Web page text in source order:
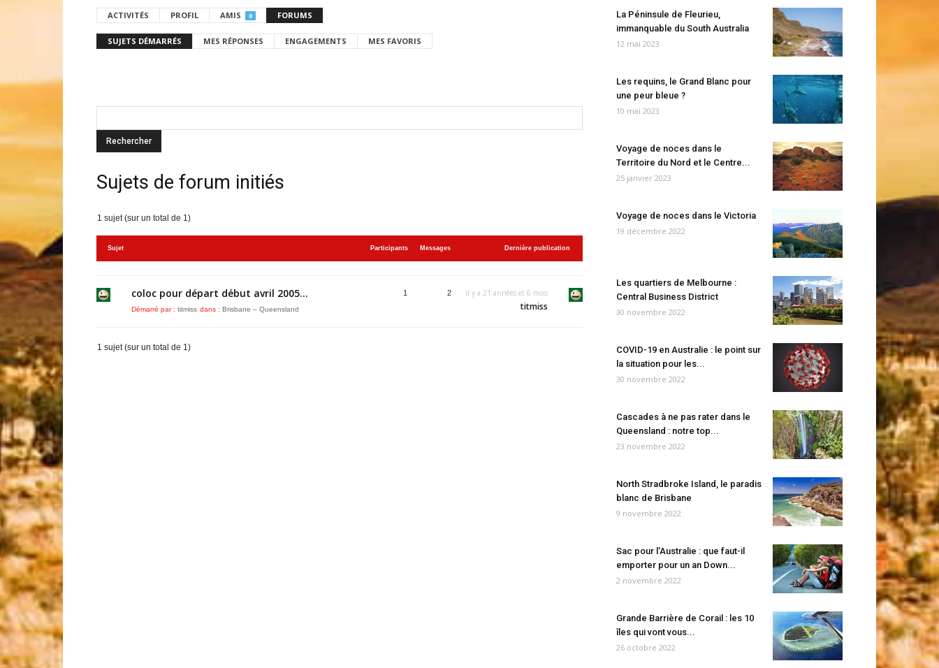
ACTIVITÉS PROFIL AMIS 0 FORUMS
SUJETS DÉMARRÉS MES RÉPONSES ENGAGEMENTS MES FAVORIS
Sujets de forum initiés
1 sujet (sur un total de 1)
Sujet Participants Messages Dernière publication
coloc pour départ début avril 2005…
Démarré par : titmiss dans : Brisbane – Queensland
1 2 il y a 21 années et 6 mois
titmiss
1 sujet (sur un total de 1)
La Péninsule de Fleurieu,
immanquable du South Australia
12 mai 2023
Les requins, le Grand Blanc pour
une peur bleue ?
10 mai 2023
Voyage de noces dans le
Territoire du Nord et le Centre...
25 janvier 2023
Voyage de noces dans le Victoria
19 décembre 2022
Les quartiers de Melbourne :
Central Business District
30 novembre 2022
COVID-19 en Australie : le point sur
la situation pour les...
30 novembre 2022
Cascades à ne pas rater dans le
Queensland : notre top...
23 novembre 2022
North Stradbroke Island, le paradis
blanc de Brisbane
9 novembre 2022
Sac pour l’Australie : que faut-il
emporter pour un an Down...
2 novembre 2022
Grande Barrière de Corail : les 10
îles qui vont vous...
26 octobre 2022